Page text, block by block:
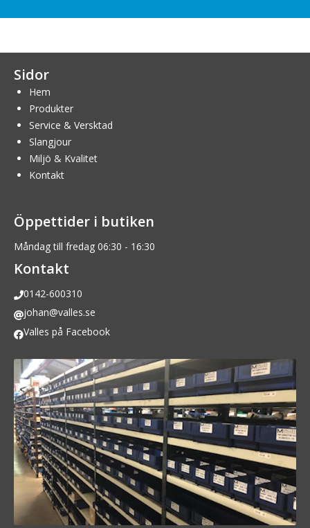
Sidor
Hem
Produkter
Service & Versktad
Slangjour
Miljö & Kvalitet
Kontakt
Öppettider i butiken
Måndag till fredag 06:30 - 16:30
Kontakt
0142-600310
johan@valles.se
Valles på Facebook